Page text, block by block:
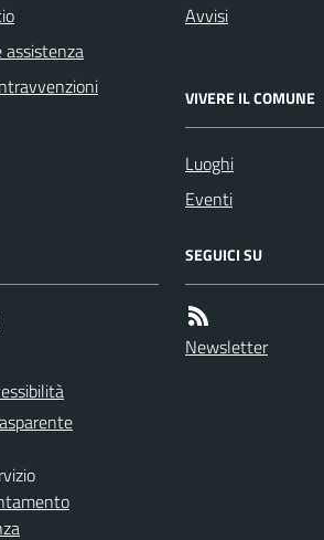
assistenza
Avvisi
VIVERE IL COMUNE
Luoghi
Eventi
SEGUICI SU
Newsletter